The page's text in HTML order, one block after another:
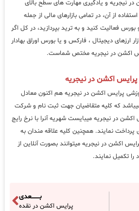
در نیجریه و یادگیری مهارت های سطح بالای
از آن، در تمامی بازارهای مالی از جمله
بورس فعالیت کنید و به ترید بپردازید، در کل اگر
ارزهای دیجیتال ، فارکس و یا بورس اوراق بهادار
اکشن در نیجریه مختص شماست.
اکشن در نیجریه
پرایس اکشن در نیجریه هم اکنون معادل
400 الی 500 دلار میباشد که کلیه متقاضیان جهت ثبت نام و شرکت
در نیجریه میبایست شهریه آنرا با نرخ رایج
پرداخت نمایند. همچنین کلیه علاقه مندان به
اکشن در نیجریه میتوانند بصورت آنلاین از
تکمیل نمایند.
بــــــــعدی
پرایس اکشن در نقده